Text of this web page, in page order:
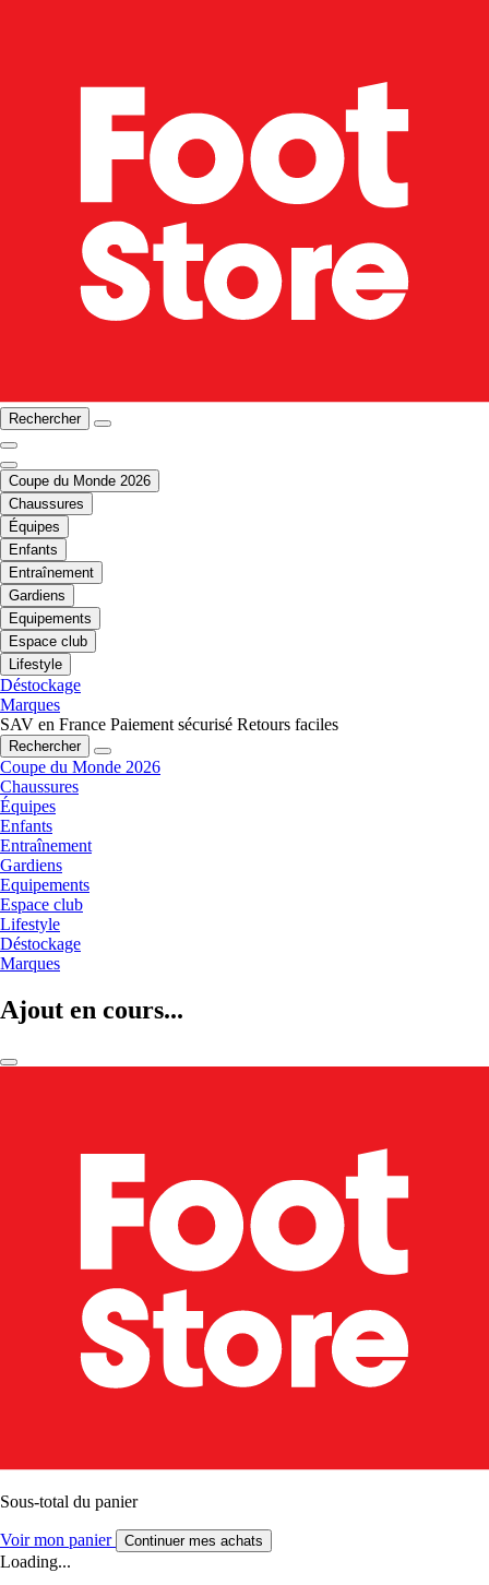
Rechercher
Coupe du Monde 2026
Chaussures
Équipes
Enfants
Entraînement
Gardiens
Equipements
Espace club
Lifestyle
Déstockage
Marques
SAV en France Paiement sécurisé Retours faciles
Rechercher
Coupe du Monde 2026
Chaussures
Équipes
Enfants
Entraînement
Gardiens
Equipements
Espace club
Lifestyle
Déstockage
Marques
Ajout en cours...
Sous-total du panier
Voir mon panier Continuer mes achats
Loading...